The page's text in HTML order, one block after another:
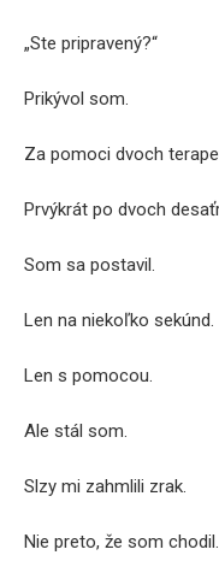
„Ste pripravený?“
Prikývol som.
Za pomoci dvoch
Prvýkrát po dvoch
Som sa postavil.
Len na niekoľko sekúnd.
Len s pomocou.
Ale stál som.
Slzy mi zahmlili zrak.
Nie preto, že som chodil.